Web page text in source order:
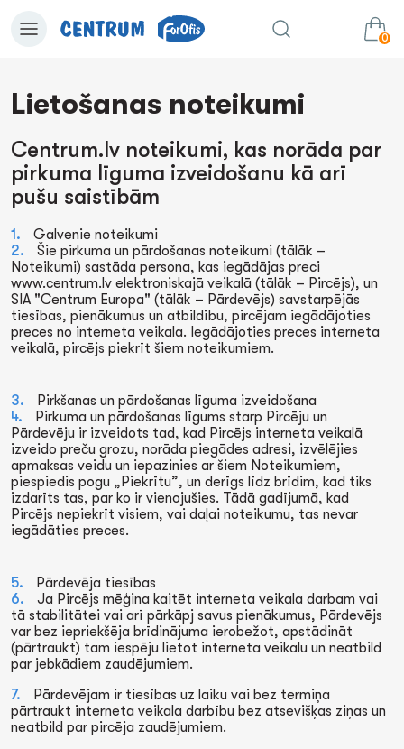
0
uz grozu Summa:
Lietošanas noteikumi
Centrum.lv noteikumi, kas norāda par
pirkuma līguma izveidošanu kā arī
pušu saistībām
Galvenie noteikumi
Šie pirkuma un pārdošanas noteikumi (tālāk –
Noteikumi) sastāda persona, kas iegādājas preci
www.centrum.lv elektroniskajā veikalā (tālāk – Pircējs), un
SIA "Centrum Europa" (tālāk – Pārdevējs) savstarpējās
tiesības, pienākumus un atbildību, pircējam iegādājoties
preces no interneta veikala. Iegādājoties preces interneta
veikalā, pircējs piekrīt šiem noteikumiem.
Pirkšanas un pārdošanas līguma izveidošana
Pirkuma un pārdošanas līgums starp Pircēju un
Pārdevēju ir izveidots tad, kad Pircējs interneta veikalā
izveido preču grozu, norāda piegādes adresi, izvēlējies
apmaksas veidu un iepazinies ar šiem Noteikumiem,
piespiedis pogu „Piekrītu”, un derīgs līdz brīdim, kad tiks
izdarīts tas, par ko ir vienojušies. Tādā gadījumā, kad
Pircējs nepiekrīt visiem, vai daļai noteikumu, tas nevar
iegādāties preces.
Pārdevēja tiesības
Ja Pircējs mēģina kaitēt interneta veikala darbam vai
tā stabilitātei vai arī pārkāpj savus pienākumus, Pārdevējs
var bez iepriekšēja brīdinājuma ierobežot, apstādināt
(pārtraukt) tam iespēju lietot interneta veikalu un neatbild
par jebkādiem zaudējumiem.
Pārdevējam ir tiesības uz laiku vai bez termiņa
pārtraukt interneta veikala darbību bez atsevišķas ziņas un
neatbild par pircēja zaudējumiem.